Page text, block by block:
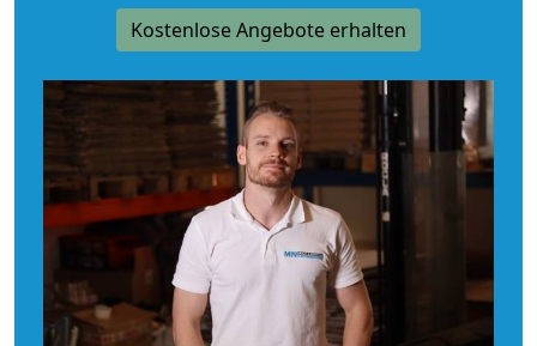
Kostenlose Angebote erhalten